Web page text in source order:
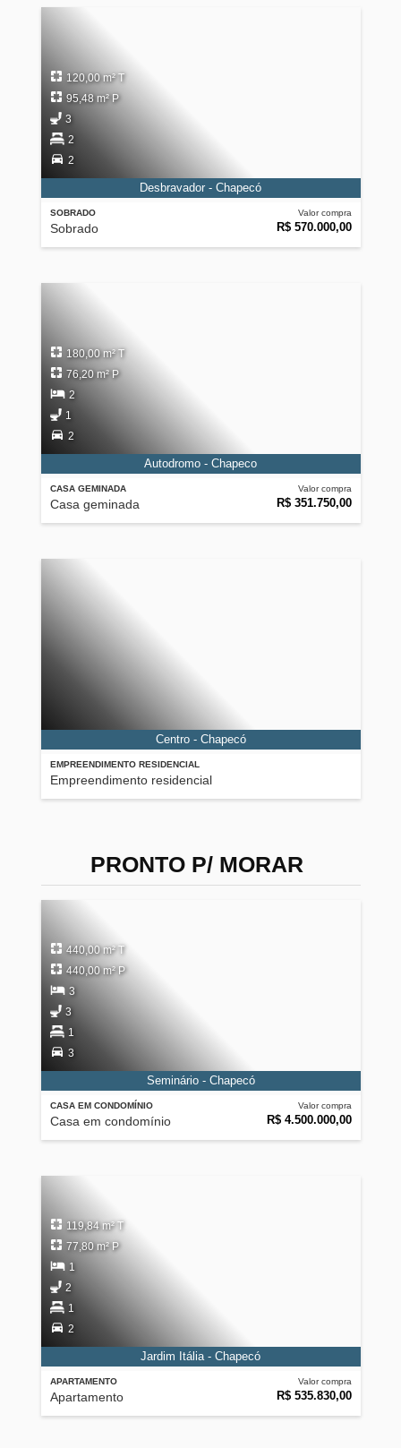
SOBRADO
Sobrado
Valor compra
R$ 570.000,00
120,00 m² T
95,48 m² P
3
2
2
Desbravador - Chapecó
CASA GEMINADA
Casa geminada
Valor compra
R$ 351.750,00
180,00 m² T
76,20 m² P
2
1
2
Autodromo - Chapeco
EMPREENDIMENTO RESIDENCIAL
Empreendimento residencial
Centro - Chapecó
PRONTO P/ MORAR
CASA EM CONDOMÍNIO
Casa em condomínio
Valor compra
R$ 4.500.000,00
440,00 m² T
440,00 m² P
3
3
1
3
Seminário - Chapecó
APARTAMENTO
Apartamento
Valor compra
R$ 535.830,00
119,84 m² T
77,80 m² P
1
2
1
2
Jardim Itália - Chapecó